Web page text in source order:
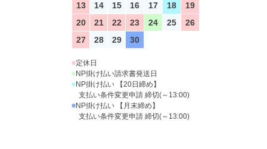
13
14 15 16 17 18
19
20
21 22 23 24 25
26
27
28 29 30
■定休日
■NP掛け払い請求書発送日
■NP掛け払い 【20日締め】
支払い条件変更申請 締切(～13:00)
■NP掛け払い 【月末締め】
支払い条件変更申請 締切(～13:00)